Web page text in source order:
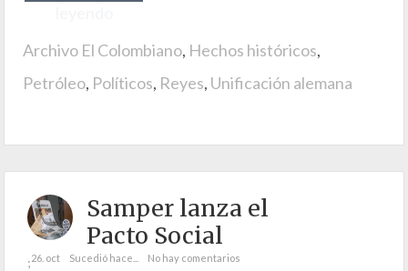
Archivo El Colombiano, Hechos históricos,
Petróleo, Políticos, Reyes, Unificación alemana
Samper lanza el
Pacto Social
;26. oct Sucedió hace... No hay comentarios